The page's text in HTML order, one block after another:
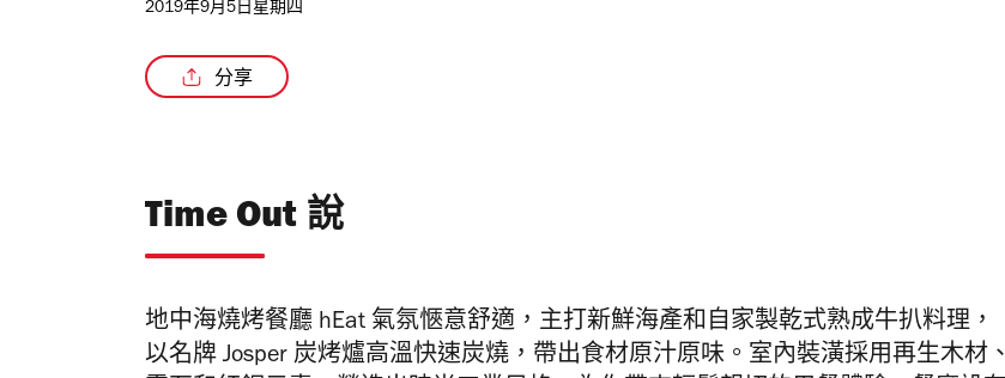
2019年9月5日星期四
分享
Time Out 說
地中海燒烤餐廳 hEat 氣氛愜意舒適， 主打新鮮海產和自家製乾式熟成牛扒料理，
以名牌 Josper 炭烤爐高溫快速炭燒，帶出食材原汁原味。室內裝潢採用再生木材、